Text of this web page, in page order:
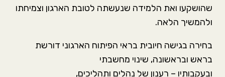
שהושקעו ואת הלמידה שנעשתה לטובת הארגון וצמיחתו
ולהמשיך הלאה.
בחירה בגישה חיובית בראי הפיתוח הארגוני דורשת
בראש ובראשונה, שינוי מחשבתי
ובעקבותיו – רענון של נהלים ותהליכים,